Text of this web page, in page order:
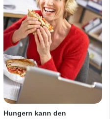
Hungern kann den